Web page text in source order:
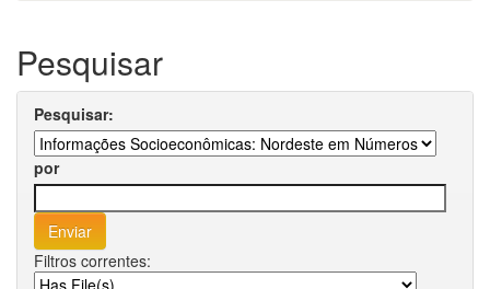
Pesquisar
Pesquisar:
por
Filtros correntes: